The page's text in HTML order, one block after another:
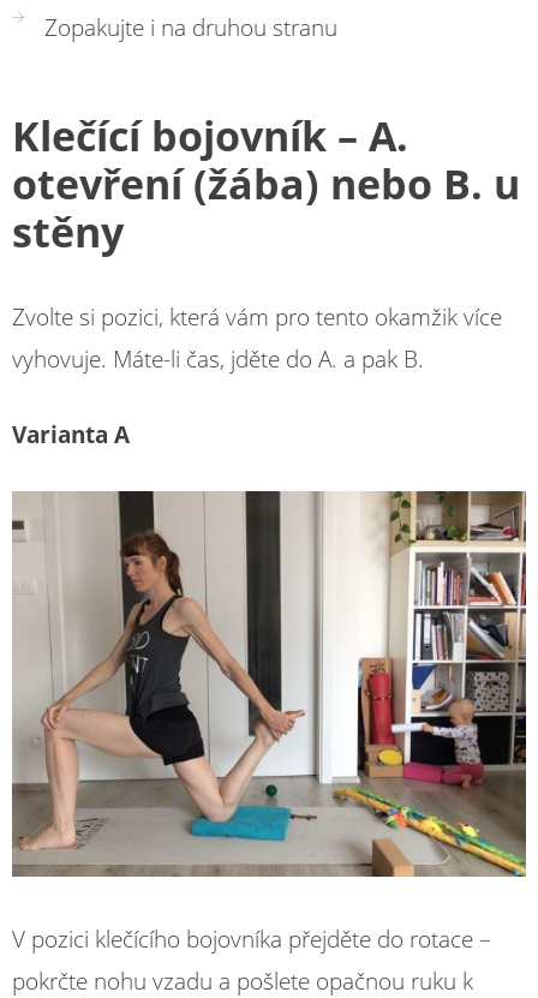
Zopakujte i na druhou stranu
Klečící bojovník – A.
otevření (žába) nebo B. u
stěny
Zvolte si pozici, která vám pro tento okamžik více
vyhovuje. Máte-li čas, jděte do A. a pak B.
Varianta A
V pozici klečícího bojovníka přejděte do rotace –
pokrčte nohu vzadu a pošlete opačnou ruku k